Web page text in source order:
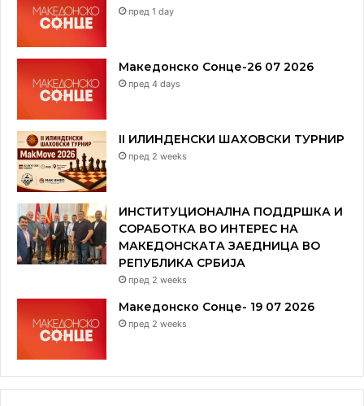
пред 1 day
Македонско Сонце-26 07 2026
пред 4 days
II ИЛИНДЕНСКИ ШАХОВСКИ ТУРНИР
пред 2 weeks
ИНСТИТУЦИОНАЛНА ПОДДРШКА И
СОРАБОТКА ВО ИНТЕРЕС НА
МАКЕДОНСКАТА ЗАЕДНИЦА ВО
РЕПУБЛИКА СРБИЈА
пред 2 weeks
Македонско Сонце- 19 07 2026
пред 2 weeks